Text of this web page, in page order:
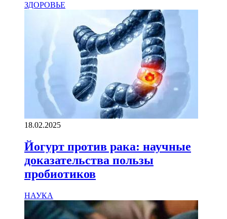
ЗДОРОВЬЕ
18.02.2025
Йогурт против рака: научные
доказательства пользы
пробиотиков
НАУКА